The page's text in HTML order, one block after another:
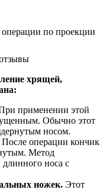
по проекции
хрящей,
применении этой
Обычно этот
носом.
После операции кончик
Метод
носа с
ножек. Этот